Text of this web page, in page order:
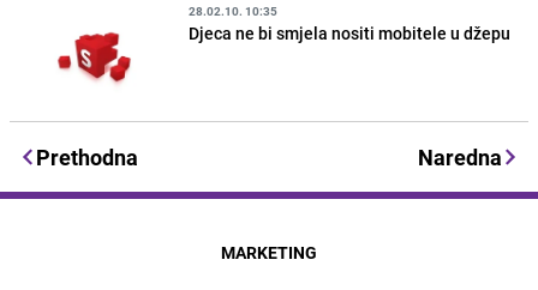
28.02.10. 10:35
Djeca ne bi smjela nositi mobitele u džepu
Prethodna Naredna
MARKETING